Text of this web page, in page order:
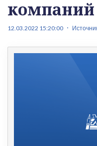
компаний
12.03.2022 15:20:00